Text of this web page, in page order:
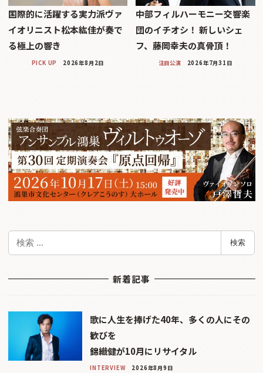
国際的に活躍する実力派ヴァ
イオリニスト松本紘佳が奏で
る極上の響き
PICK UP 2026年8月2日
中部フィルハーモニー交響楽
団のイチオシ！ 新しいシェ
フ、藤岡幸夫の真骨頂！
注目公演 2026年7月31日
検
検索
新着記事
歌に人生を捧げた40年、多くの人にその
歓びを
錦織健が10月にリサイタル
INTERVIEW 2026年8月9日